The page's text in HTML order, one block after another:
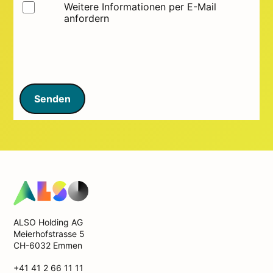
Weitere Informationen per E-Mail
anfordern
Senden
ALSO Holding AG
Meierhofstrasse 5
CH-6032 Emmen
+41 41 2 66 11 11